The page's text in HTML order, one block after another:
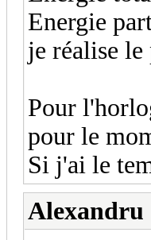
Energie
je réalise
Pour
pour le
Si j'ai le
Alexandru